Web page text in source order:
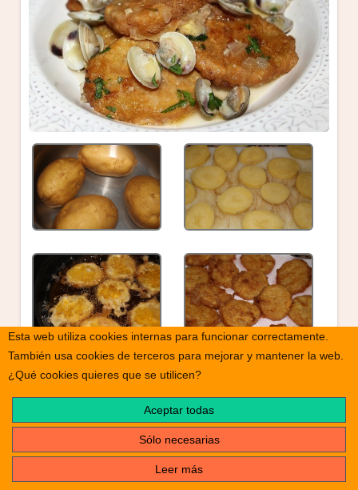
Esta web utiliza cookies internas para funcionar correctamente.
También usa cookies de terceros para mejorar y mantener la web.
¿Qué cookies quieres que se utilicen?
Aceptar todas
Sólo necesarias
Leer más